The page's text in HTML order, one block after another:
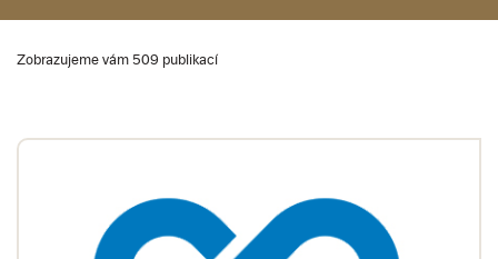
Zobrazujeme vám 509 publikací